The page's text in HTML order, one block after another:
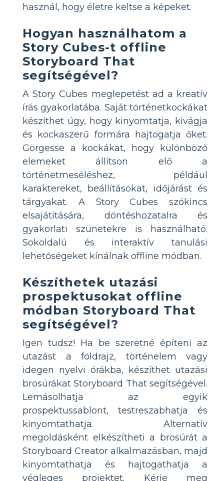
használ, hogy életre keltse a képeket.
Hogyan használhatom a
Story Cubes-t offline
Storyboard That
segítségével?
A Story Cubes meglepetést ad a kreatív
írás gyakorlatába. Saját történetkockákat
készíthet úgy, hogy kinyomtatja, kivágja
és kockaszerű formára hajtogatja őket.
Görgesse a kockákat, hogy különböző
elemeket állítson elő a
történetmeséléshez, például
karaktereket, beállításokat, időjárást és
tárgyakat. A Story Cubes szókincs
elsajátítására, döntéshozatalra és
gyakorlati szünetekre is használható.
Sokoldalú és interaktív tanulási
lehetőségeket kínálnak offline módban.
Készíthetek utazási
prospektusokat offline
módban Storyboard That
segítségével?
Igen tudsz! Ha be szeretné építeni az
utazást a földrajz, történelem vagy
idegen nyelvi órákba, készíthet utazási
brosúrákat Storyboard That segítségével.
Lemásolhatja az egyik
prospektussablont, testreszabhatja és
kinyomtathatja. Alternatív
megoldásként elkészítheti a brosúrát a
Storyboard Creator alkalmazásban, majd
kinyomtathatja és hajtogathatja a
végleges projektet. Kérje meg